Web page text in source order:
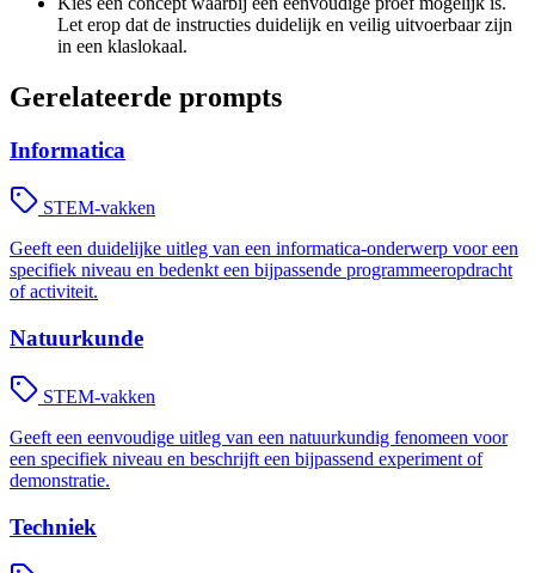
Let erop dat de instructies duidelijk en veilig uitvoerbaar zijn
in een klaslokaal.
Gerelateerde prompts
Informatica
STEM-vakken
Geeft een duidelijke uitleg van een informatica-onderwerp voor een
specifiek niveau en bedenkt een bijpassende programmeeropdracht
of activiteit.
Natuurkunde
STEM-vakken
Geeft een eenvoudige uitleg van een natuurkundig fenomeen voor
een specifiek niveau en beschrijft een bijpassend experiment of
demonstratie.
Techniek